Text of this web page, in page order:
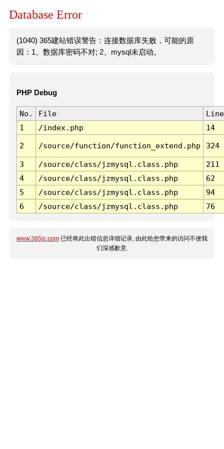
Database Error
(1040) 365建站错误警告：连接数据库失败，可能的原
因：1、数据库密码不对; 2、mysql未启动。
PHP Debug
No. File
Line
1
/index.php 14
2 /source/function/function_extend.php 324
3 /source/class/jzmysql.class.php
211
4
/source/class/jzmysql.class.php
62
5
/source/class/jzmysql.class.php
94
6
/source/class/jzmysql.class.php 76
www.365jz.com 已经将此出错信息详细记录, 由此给您带来的访问不便我
们深感歉意.